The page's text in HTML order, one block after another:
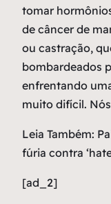
tomar
de câncer de
ou castração,
bombardeados
enfrentando
muito difícil.
Leia Também:
fúria contra
[ad_2]